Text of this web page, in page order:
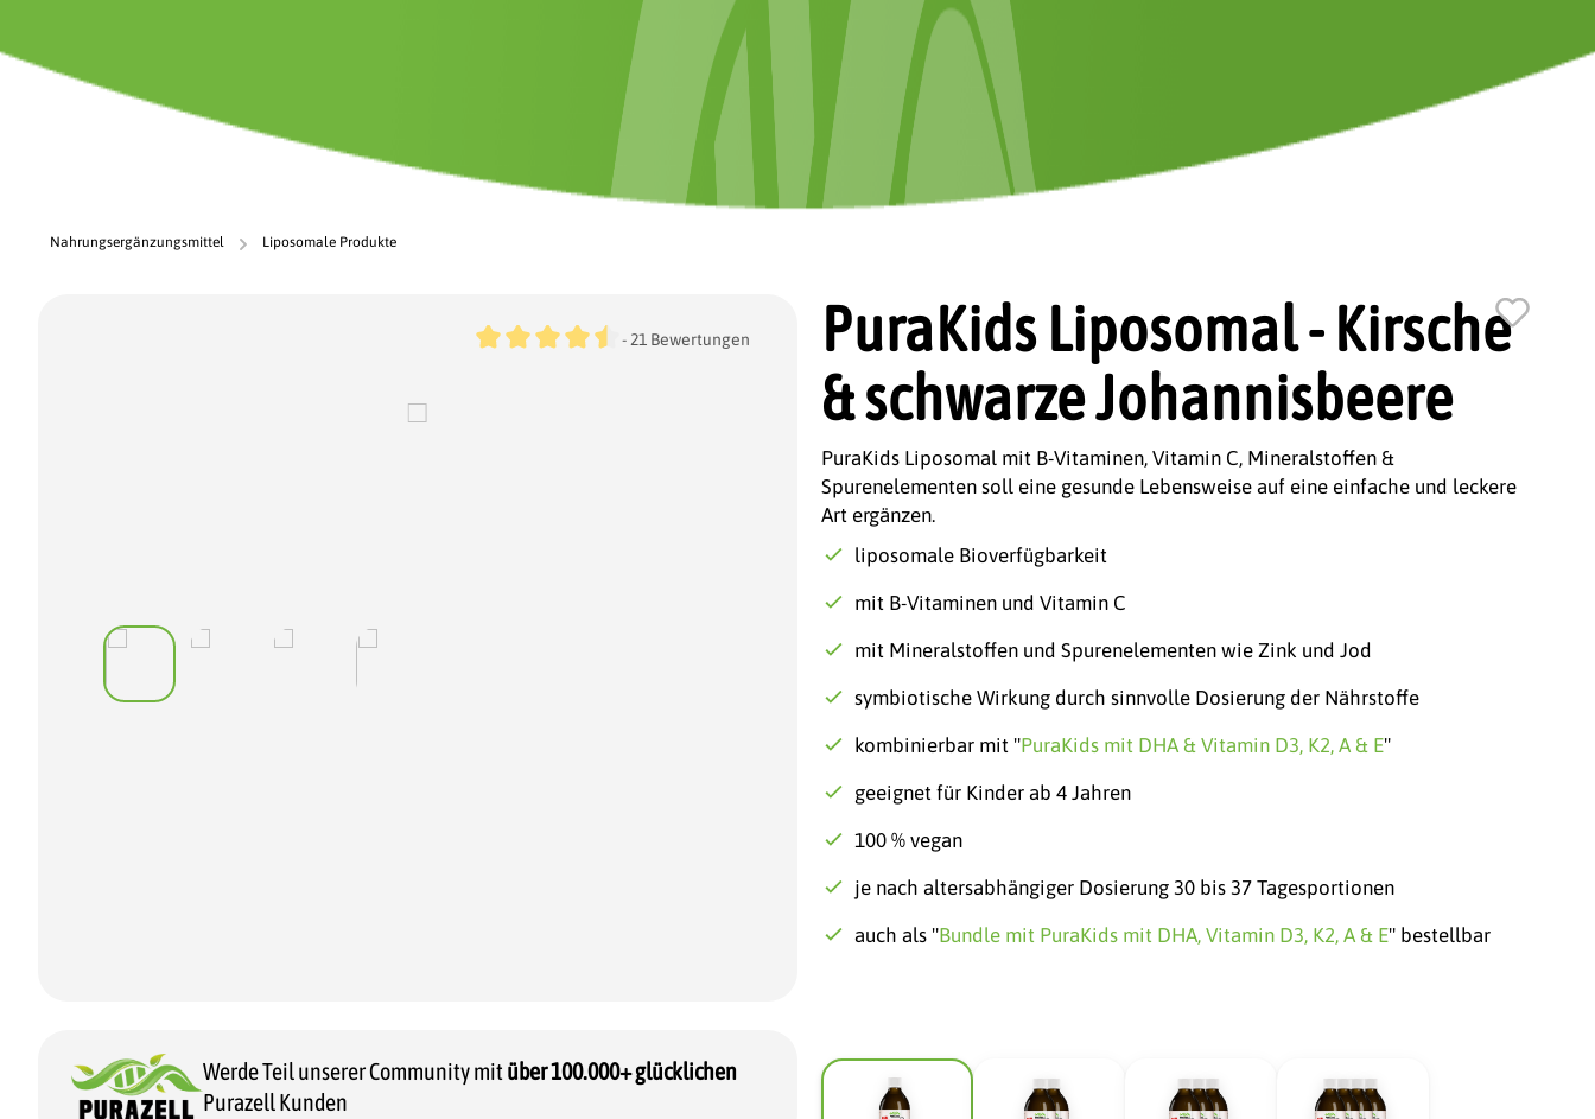
Nahrungsergänzungsmittel Liposomale Produkte
Durchschnittliche Bewertung von 4.4 von 5 Sternen
- 21 Bewertungen
Werde Teil unserer Community mit über 100.000+ glücklichen
Purazell Kunden
PuraKids Liposomal - Kirsche
& schwarze Johannisbeere
PuraKids Liposomal mit B-Vitaminen, Vitamin C, Mineralstoffen &
Spurenelementen soll eine gesunde Lebensweise auf eine einfache und leckere
Art ergänzen.
liposomale Bioverfügbarkeit
mit B-Vitaminen und Vitamin C
mit Mineralstoffen und Spurenelementen wie Zink und Jod
symbiotische Wirkung durch sinnvolle Dosierung der Nährstoffe
kombinierbar mit "PuraKids mit DHA & Vitamin D3, K2, A & E"
geeignet für Kinder ab 4 Jahren
100 % vegan
je nach altersabhängiger Dosierung 30 bis 37 Tagesportionen
auch als "Bundle mit PuraKids mit DHA, Vitamin D3, K2, A & E" bestellbar